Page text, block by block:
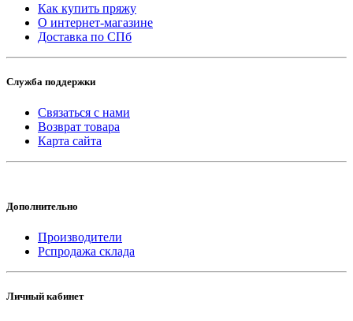
Как купить пряжу
О интернет-магазине
Доставка по СПб
Служба поддержки
Связаться с нами
Возврат товара
Карта сайта
Дополнительно
Производители
Рспродажа склада
Личный кабинет